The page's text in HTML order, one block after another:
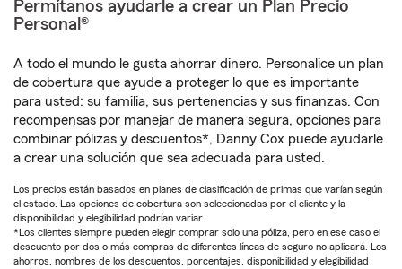
Permítanos ayudarle a crear un Plan Precio
Personal®
A todo el mundo le gusta ahorrar dinero. Personalice un plan
de cobertura que ayude a proteger lo que es importante
para usted: su familia, sus pertenencias y sus finanzas. Con
recompensas por manejar de manera segura, opciones para
combinar pólizas y descuentos*, Danny Cox puede ayudarle
a crear una solución que sea adecuada para usted.
Los precios están basados en planes de clasificación de primas que varían según
el estado. Las opciones de cobertura son seleccionadas por el cliente y la
disponibilidad y elegibilidad podrían variar.
*Los clientes siempre pueden elegir comprar solo una póliza, pero en ese caso el
descuento por dos o más compras de diferentes líneas de seguro no aplicará. Los
ahorros, nombres de los descuentos, porcentajes, disponibilidad y elegibilidad